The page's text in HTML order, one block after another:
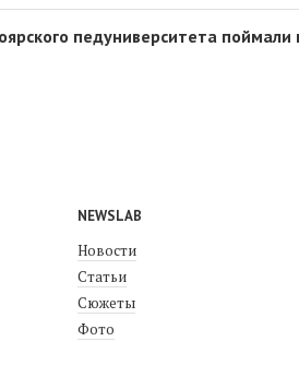
педуниверситета поймали
NEWSLAB
Новости
Статьи
Сюжеты
Фото